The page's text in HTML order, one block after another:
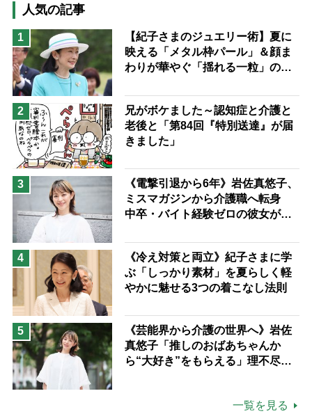
高木ブー
ケアマネジャー
猫が母になつきません
息子の遠距離介護サバイバル術
兄がボケました
予防法
人気の記事
1
【紀子さまのジュエリー術】夏に
映える「メタル枠パール」＆顔ま
わりが華やぐ「揺れる一粒」の使
2
兄がボケました～認知症と介護と
老後と「第84回『特別送達』が届
きました」
3
《電撃引退から6年》岩佐真悠子、
ミスマガジンから介護職へ転身
中卒・バイト経験ゼロの彼女が見
ながら自分らしくいられる」
4
《冷え対策と両立》紀子さまに学
ぶ「しっかり素材」を夏らしく軽
やかに魅せる3つの着こなし法則
5
《芸能界から介護の世界へ》岩佐
真悠子「推しのおばあちゃんか
ら“大好き”をもらえる」理不尽さ
一覧を見る